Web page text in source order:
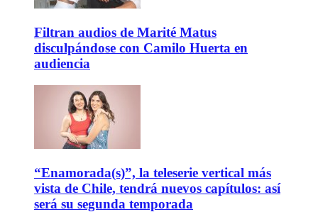
Filtran audios de Marité Matus
disculpándose con Camilo Huerta en
audiencia
“Enamorada(s)”, la teleserie vertical más
vista de Chile, tendrá nuevos capítulos: así
será su segunda temporada